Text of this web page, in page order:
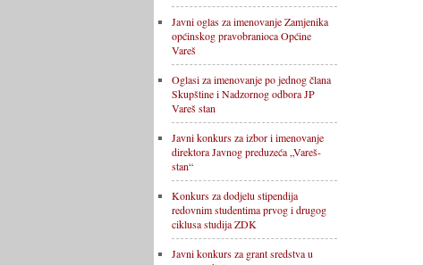
Javni oglas za imenovanje Zamjenika
općinskog pravobranioca Općine
Vareš
Oglasi za imenovanje po jednog člana
Skupštine i Nadzornog odbora JP
Vareš stan
Javni konkurs za izbor i imenovanje
direktora Javnog preduzeća „Vareš-
stan“
Konkurs za dodjelu stipendija
redovnim studentima prvog i drugog
ciklusa studija ZDK
Javni konkurs za grant sredstva u